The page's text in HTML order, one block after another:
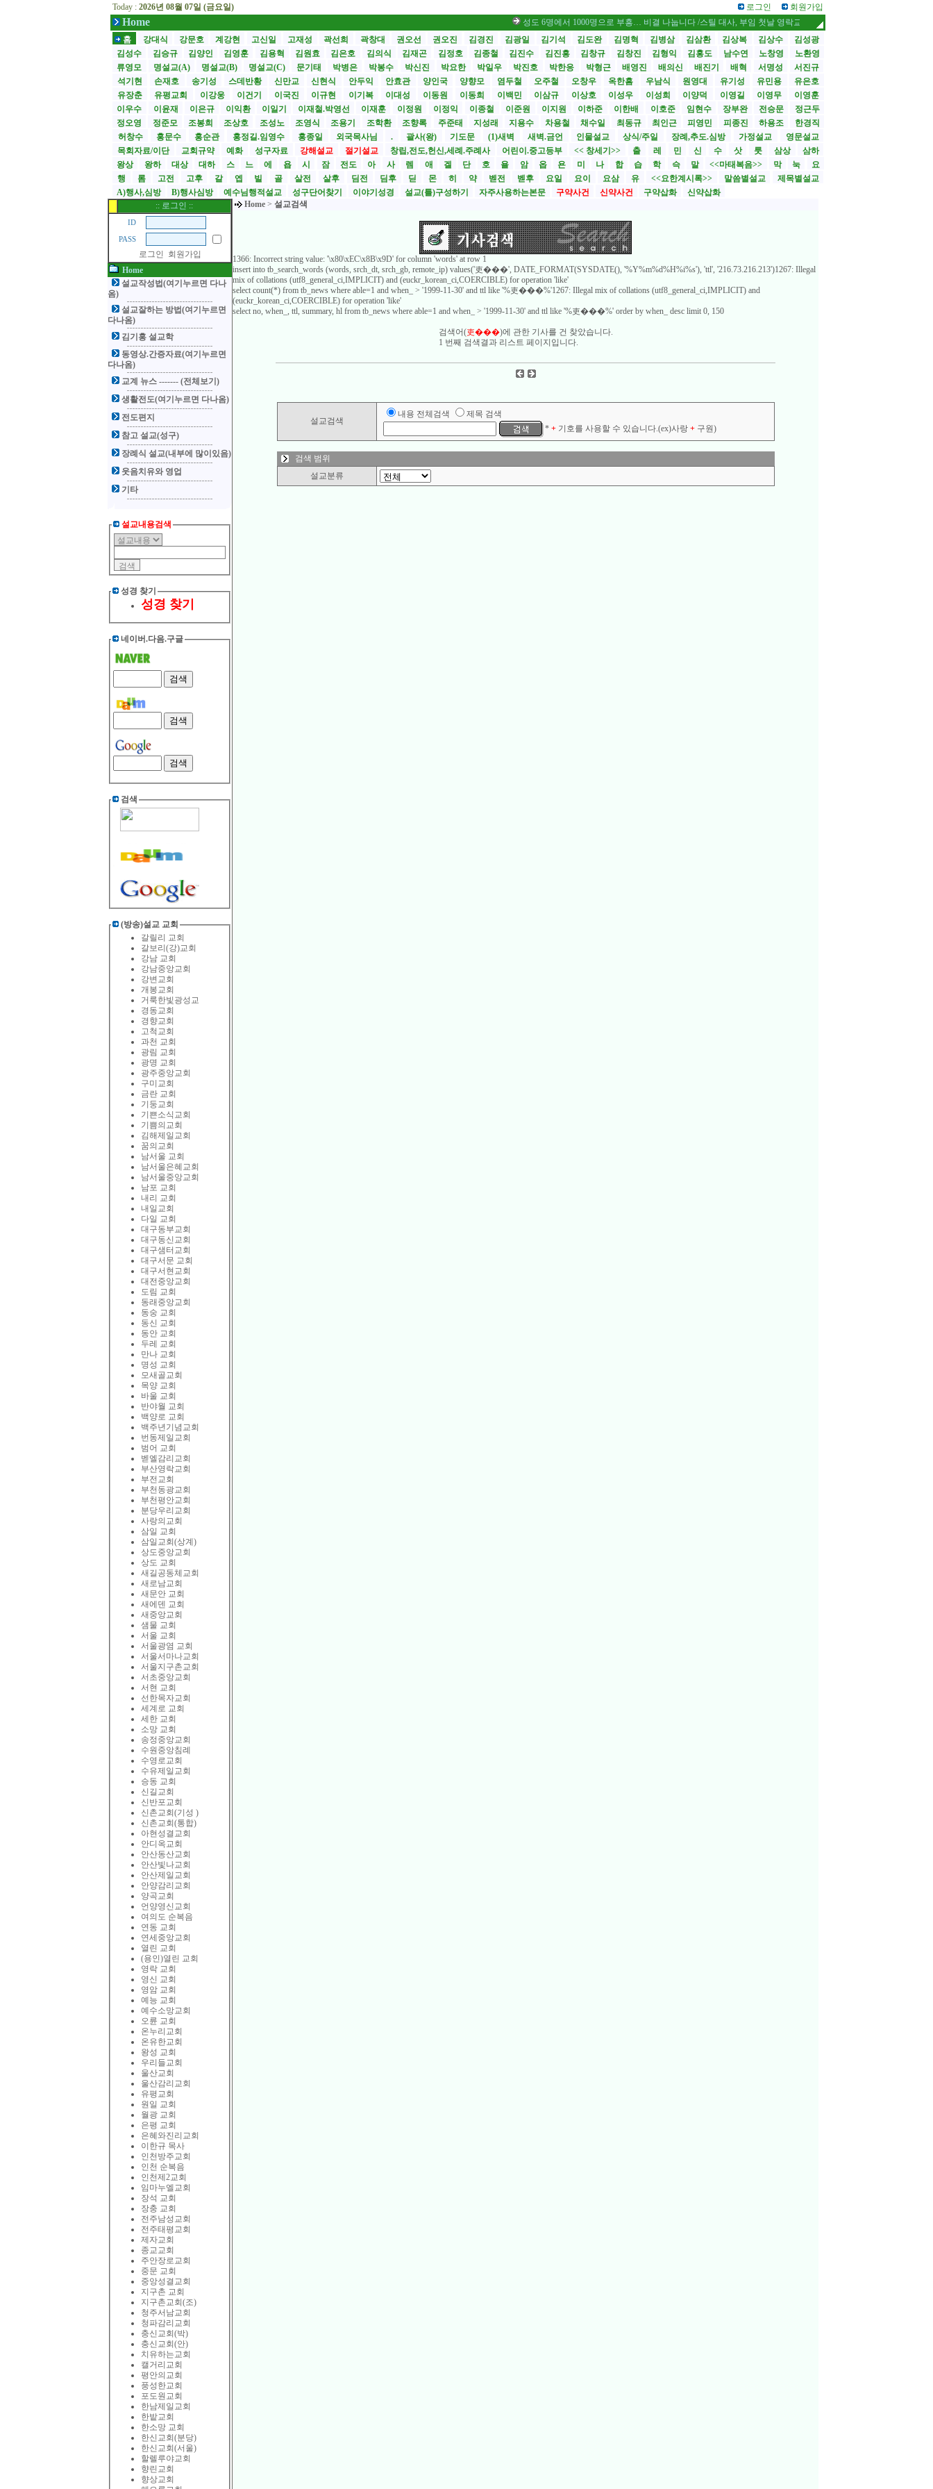
Today : 2026년 08월 07일 (금요일) 로그인 회원가입
Home 성도 6명에서 1000명으로 부흥… 비결 나눕니다 /스틸 대사, 부임 첫날 영락교회 방문
홈
강대식 강문호 계강현 고신일 고재성 곽선희 곽창대 권오선 권오진 김경진 김광일 김기석 김도완 김명혁 김병삼 김삼환 김상복 김상수
김성광
김성수
김승규 김양인 김영훈 김용혁 김원효 김은호 김의식 김재곤 김정호 김종철 김진수 김진흥 김창규 김창진 김형익 김홍도 남수연 노창영
노환영
류영모
명설교(A) 명설교(B) 명설교(C) 문기태 박병은 박봉수 박신진 박요한 박일우 박진호 박한응 박형근 배영진 배의신 배진기 배혁 서명성
서진규
석기현
손재호 송기성 스데반황 신만교 신현식 안두익 안효관 양인국 양향모 염두철 오주철 오창우 옥한흠 우남식 원영대 유기성 유민용
유은호
유장춘
유평교회 이강웅 이건기 이국진 이규현 이기복 이대성 이동원 이동희 이백민 이삼규 이상호 이성우 이성희 이양덕 이영길 이영무
이영훈
이우수
이윤재 이은규 이익환 이일기 이재철.박영선 이재훈 이정원 이정익 이종철 이준원 이지원 이하준 이한배 이호준 임현수 장부완 전승문
정근두
정오영
정준모 조봉희 조상호 조성노 조영식 조용기 조학환 조향록 주준태 지성래 지용수 차용철 채수일 최동규 최인근 피영민 피종진 하용조
한경직
허창수
홍문수 홍순관 홍정길.임영수 홍종일 외국목사님 . 괄사(왕) 기도문 (1)새벽 새벽.금언 인물설교 상식/주일 장례,추도.심방 가정설교
영문설교
목회자료/이단
교회규약 예화 성구자료 강해설교 절기설교 창립,전도,헌신,세례.주례사 어린이.중고등부 << 창세기>> 출 레 민 신 수 삿 룻 삼상
삼하
왕상
왕하 대상 대하 스 느 에 욥 시 잠 전도 아 사 렘 애 겔 단 호 욜 암 옵 욘 미 나 합 습 학 슥 말 <<마태복음>> 막 눅
요
행
롬 고전 고후 갈 엡 빌 골 살전 살후 딤전 딤후 딛 몬 히 약 벧전 벧후 요일 요이 요삼 유 <<요한계시록>> 말씀별설교
제목별설교
A)행사,심방
B)행사심방 예수님행적설교 성구단어찾기 이야기성경 설교(틀)구성하기 자주사용하는본문 구약사건 신약사건 구약삽화
신약삽화
:: 로그인 ::
ID
PASS
로그인
회원가입
Home
설교작성법(여기누르면 다나
옴)
설교잘하는 방법(여기누르면
다나옴)
김기홍 설교학
동영상.간증자료(여기누르면
다나옴)
교계 뉴스 ------- (전체보기)
생활전도(여기누르면 다나옴)
전도편지
참고 설교(성구)
장례식 설교(내부에 많이있음)
웃음치유와 영업
기타
설교내용검색
성경 찾기
성경 찾기
네이버.다음.구글
검색
(방송)설교 교회
갈릴리 교회
갈보리(강)교회
강남 교회
강남중앙교회
강변교회
개봉교회
거룩한빛광성교
경동교회
경향교회
고척교회
과천 교회
광림 교회
광명 교회
광주중앙교회
구미교회
금란 교회
기둥교회
기쁜소식교회
기쁨의교회
김해제일교회
꿈의교회
남서울 교회
남서울은혜교회
남서울중앙교회
남포 교회
내리 교회
내일교회
다일 교회
대구동부교회
대구동신교회
대구샘터교회
대구서문 교회
대구서현교회
대전중앙교회
도림 교회
동래중앙교회
동숭 교회
동신 교회
동안 교회
두레 교회
만나 교회
명성 교회
모새골교회
목양 교회
바울 교회
반야월 교회
백양로 교회
백주년기념교회
번동제일교회
범어 교회
벧엘감리교회
부산영락교회
부전교회
부천동광교회
부천평안교회
분당우리교회
사랑의교회
삼일 교회
삼일교회(상계)
상도중앙교회
상도 교회
새길공동체교회
새로남교회
새문안 교회
새에덴 교회
새중앙교회
샘물 교회
서울 교회
서울광염 교회
서울서마나교회
서울지구촌교회
서초중앙교회
서현 교회
선한목자교회
세계로 교회
세한 교회
소망 교회
송정중앙교회
수원중앙침례
수영로교회
수유제일교회
승동 교회
신길교회
신반포교회
신촌교회(기성 )
신촌교회(통합)
아현성결교회
안디옥교회
안산동산교회
안산빛나교회
안산제일교회
안양감리교회
양곡교회
언양영신교회
여의도 순복음
연동 교회
연세중앙교회
열린 교회
(용인)열린 교회
영락 교회
영신 교회
영암 교회
예능 교회
예수소망교회
오륜 교회
온누리교회
온유한교회
왕성 교회
우리들교회
울산교회
울산감리교회
유평교회
원일 교회
월광 교회
은평 교회
은혜와진리교회
이한규 목사
인천방주교회
인천 순복음
인천제2교회
임마누엘교회
장석 교회
장충 교회
전주남성교회
전주태평교회
제자교회
종교교회
주안장로교회
중문 교회
중앙성결교회
지구촌 교회
지구촌교회(조)
청주서남교회
청파감리교회
충신교회(박)
충신교회(안)
치유하는교회
캘거리교회
평안의교회
풍성한교회
포도원교회
한남제일교회
한밭교회
한소망 교회
한신교회(분당)
한신교회(서울)
할렐루야교회
향린교회
향상교회
Home > 설교검색
1366: Incorrect string value: '\x80\xEC\x8B\x9D' for column 'words' at row 1
insert into tb_search_words (words, srch_dt, srch_gb, remote_ip) values('吏���', DATE_FORMAT(SYSDATE(), '%Y%m%d%H%i%s'), 'ttl', '216.73.216.213')1267: Illegal
mix of collations (utf8_general_ci,IMPLICIT) and (euckr_korean_ci,COERCIBLE) for operation 'like'
select count(*) from tb_news where able=1 and when_ > '1999-11-30' and ttl like '%吏���%'1267: Illegal mix of collations (utf8_general_ci,IMPLICIT) and
(euckr_korean_ci,COERCIBLE) for operation 'like'
select no, when_, ttl, summary, hl from tb_news where able=1 and when_ > '1999-11-30' and ttl like '%吏���%' order by when_ desc limit 0, 150
검색어(吏���)에 관한 기사를 건 찾았습니다.
1 번째 검색결과 리스트 페이지입니다.
설교검색
내용 전체검색
제목 검색
* +기호를 사용할 수 있습니다.(ex)사랑 +구원)
검색 범위
설교분류